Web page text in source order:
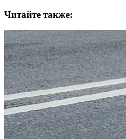
Читайте также: